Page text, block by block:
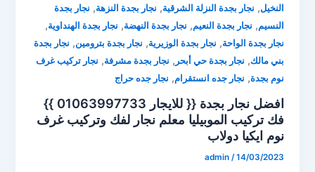
النخيل, نجار بجدة النزلة الشرقية, نجار بجدة النزهة, نجار بجدة
النسيم, نجار بجدة النعيم, نجار بجدة النهضة, نجار بجدة الهنداوية,
نجار بجدة الواحة, نجار بجدة الوزيرية, نجار بجدة بترومين, نجار بجدة
بني مالك, نجار بجدة حي أبحر , نجار بجدة مشرفة, نجار تركيب غرف
نوم بجدة, نجار جده انستقرام, نجار جده حراج
افضل نجار بجدة {{ للايجار 01063997733 }}
فك تركيب الموبيليا ⁦معلم نجار لفك وتركيب غرف
نوم ايكيا دولاب
admin /14/03/2023